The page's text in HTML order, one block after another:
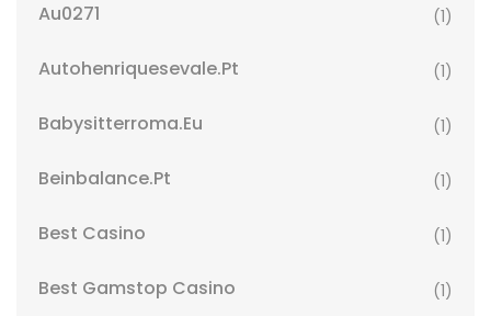
Au0271 (1)
Autohenriquesevale.pt (1)
Babysitterroma.eu (1)
Beinbalance.pt (1)
Best Casino (1)
Best Gamstop Casino (1)